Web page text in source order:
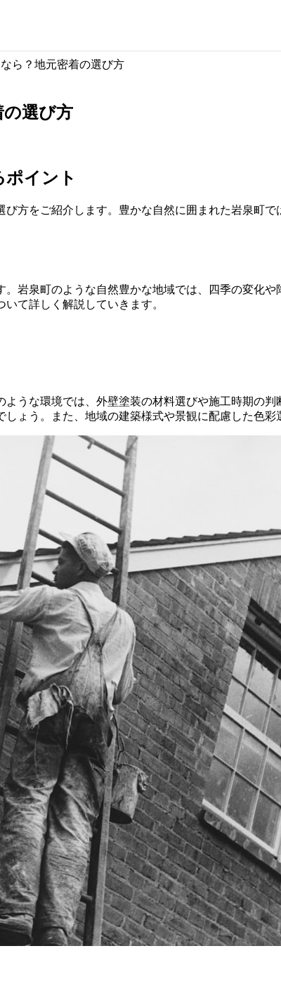
ら？地元密着の選び方
の選び方
ポイント
方をご紹介します。豊かな自然に囲まれた岩泉町
岩泉町のような自然豊かな地域では、四季の変化
て詳しく解説していきます。
うな環境では、外壁塗装の材料選びや施工時期の
ょう。また、地域の建築様式や景観に配慮した色彩